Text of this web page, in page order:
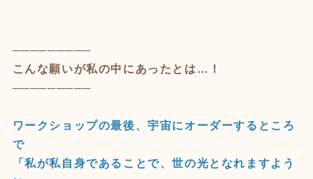
─────────
こんな願いが私の中にあったとは…！
─────────
ワークショップの最後、宇宙にオーダーするところ
で
「私が私自身であることで、世の光となれますよう